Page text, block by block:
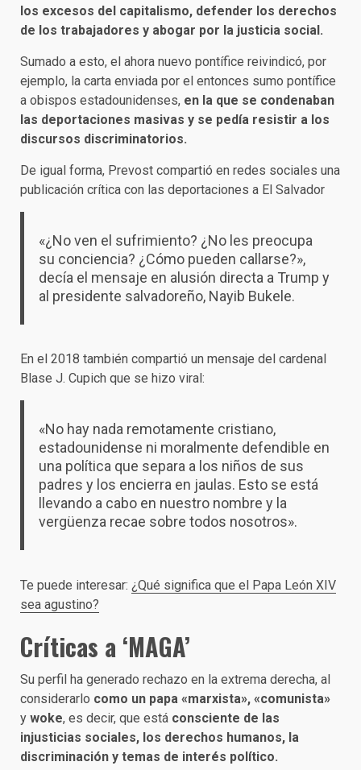
los excesos del capitalismo, defender los derechos
de los trabajadores y abogar por la justicia social.
Sumado a esto, el ahora nuevo pontífice reivindicó, por
ejemplo, la carta enviada por el entonces sumo pontífice
a obispos estadounidenses, en la que se condenaban
las deportaciones masivas y se pedía resistir a los
discursos discriminatorios.
De igual forma, Prevost compartió en redes sociales una
publicación crítica con las deportaciones a El Salvador
«¿No ven el sufrimiento? ¿No les preocupa
su conciencia? ¿Cómo pueden callarse?»,
decía el mensaje en alusión directa a Trump y
al presidente salvadoreño, Nayib Bukele.
En el 2018 también compartió un mensaje del cardenal
Blase J. Cupich que se hizo viral:
«No hay nada remotamente cristiano,
estadounidense ni moralmente defendible en
una política que separa a los niños de sus
padres y los encierra en jaulas. Esto se está
llevando a cabo en nuestro nombre y la
vergüenza recae sobre todos nosotros».
Te puede interesar: ¿Qué significa que el Papa León XIV
sea agustino?
Críticas a ‘MAGA’
Su perfil ha generado rechazo en la extrema derecha, al
considerarlo como un papa «marxista», «comunista»
y woke, es decir, que está consciente de las
injusticias sociales, los derechos humanos, la
discriminación y temas de interés político.